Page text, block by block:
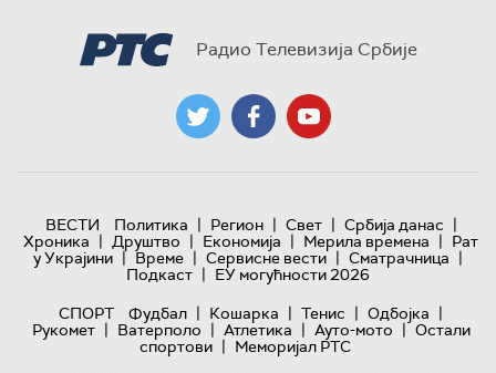
Радио Телевизија Србије
ВЕСТИ Политика | Регион | Свет | Србија данас |
Хроника | Друштво | Економија | Мерила времена | Рат
у Украјини | Време | Сервисне вести | Сматрачница |
Подкаст | ЕУ могућности 2026
СПОРТ
Фудбал | Кошарка | Тенис | Одбојка |
Рукомет | Ватерполо | Атлетика | Ауто-мото | Остали
спортови | Меморијал РТС